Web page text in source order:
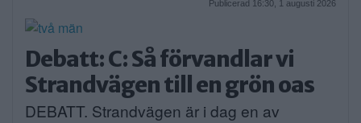
Publicerad 16:30, 1 augusti 2026
Debatt: C: Så förvandlar vi
Strandvägen till en grön oas
DEBATT. Strandvägen är i dag en av